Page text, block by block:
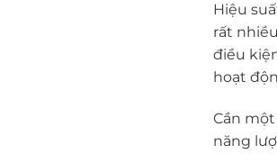
Hiệu
rất
điều
hoạt
Cần
năng